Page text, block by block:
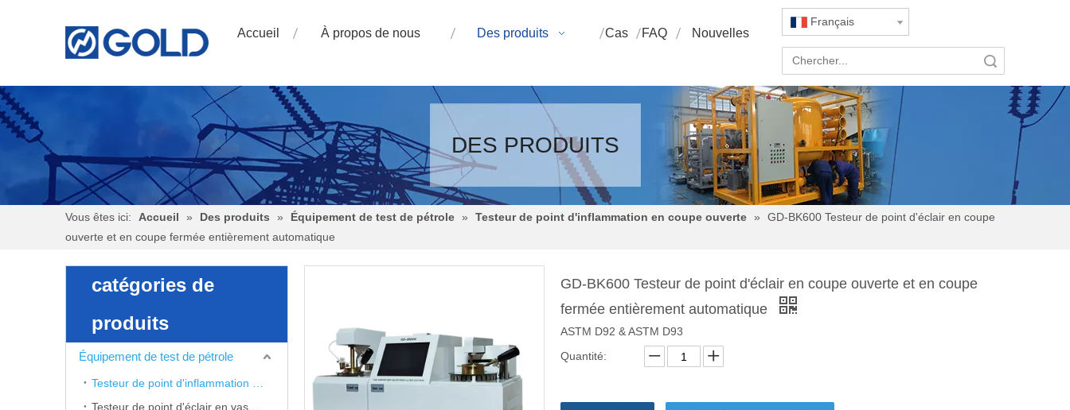
Accueil À propos de nous Des produits Cas FAQ Nouvelles
Français
DES PRODUITS
Vous êtes ici: Accueil » Des produits » Équipement de test de pétrole » Testeur de point d'inflammation en coupe ouverte »
GD-BK600 Testeur de point d'éclair en coupe
ouverte et en coupe fermée entièrement automatique
catégories de
produits
Équipement de test de pétrole
GD-BK600 Testeur de point d'éclair en coupe ouverte et en coupe
fermée entièrement automatique
ASTM D92 & ASTM D93
Quantité: